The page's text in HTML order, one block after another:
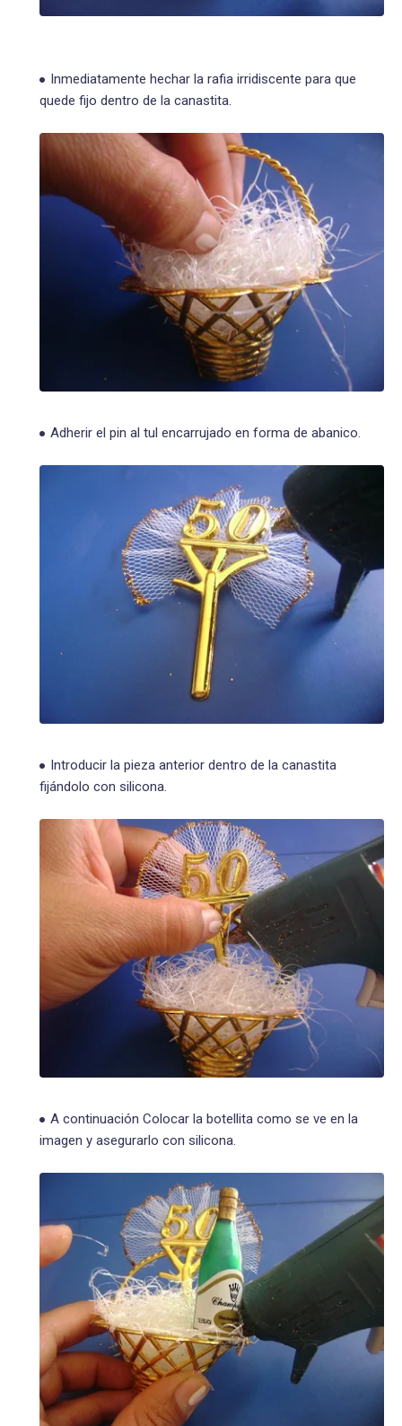
Inmediatamente hechar la rafia irridiscente para que
quede fijo dentro de la canastita.
Adherir el pin al tul encarrujado en forma de abanico.
Introducir la pieza anterior dentro de la canastita
fijándolo con silicona.
A continuación Colocar la botellita como se ve en la
imagen y asegurarlo con silicona.